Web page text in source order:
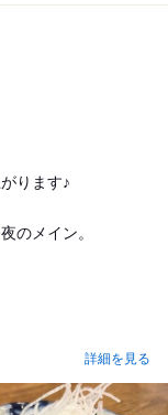
ります♪
のメイン。
詳細を見る